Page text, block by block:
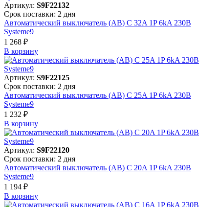
Артикул: S9F22132
Срок поставки: 2 дня
Автоматический выключатель (АВ) C 32A 1P 6kA 230В
Systeme9
1 268 ₽
В корзинy
Артикул: S9F22125
Срок поставки: 2 дня
Автоматический выключатель (АВ) C 25A 1P 6kA 230В
Systeme9
1 232 ₽
В корзинy
Артикул: S9F22120
Срок поставки: 2 дня
Автоматический выключатель (АВ) C 20A 1P 6kA 230В
Systeme9
1 194 ₽
В корзинy